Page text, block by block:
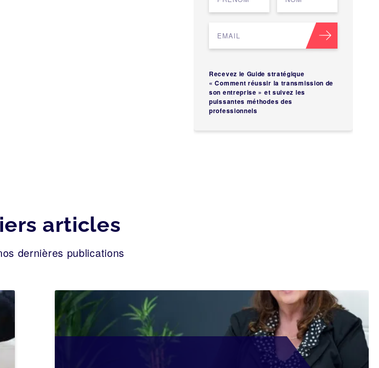
Recevez le Guide stratégique
« Comment réussir la transmission de
son entreprise » et suivez les
puissantes méthodes des
professionnels
articles
dernières publications